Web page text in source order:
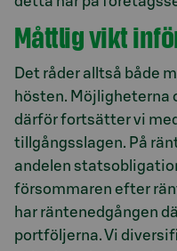
Måttlig vikt
Det råder alltså både
hösten. Möjligheterna
därför fortsätter vi
tillgångsslagen. På
andelen
försommaren efter
har räntenedgången
portföljerna. Vi